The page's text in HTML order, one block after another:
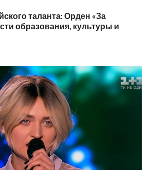
таланта: Орден «За
образования, культуры и